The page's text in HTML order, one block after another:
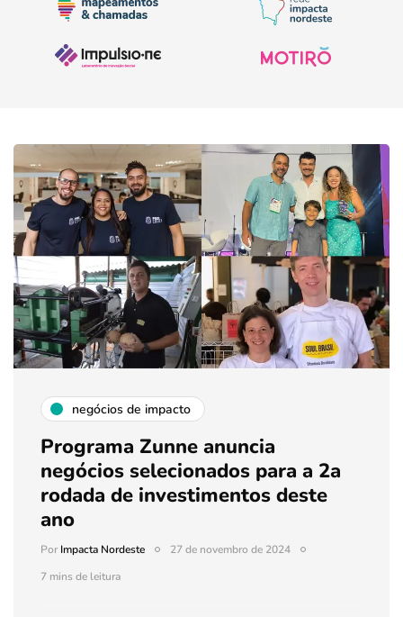
negócios de impacto
Programa Zunne anuncia
negócios selecionados para a 2a
rodada de investimentos deste
ano
PorImpacta Nordeste
27 de novembro de 2024
7 mins de leitura